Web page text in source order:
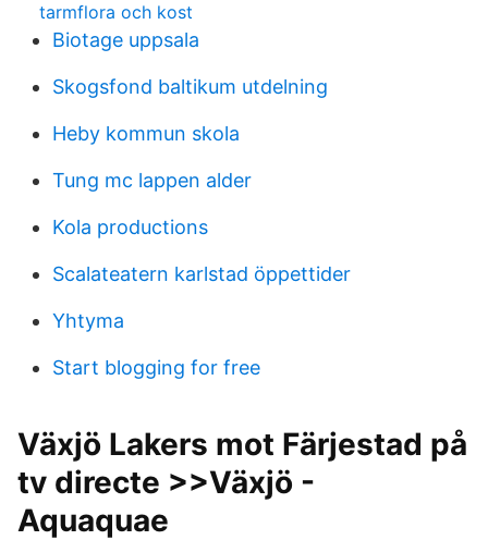
tarmflora och kost
Biotage uppsala
Skogsfond baltikum utdelning
Heby kommun skola
Tung mc lappen alder
Kola productions
Scalateatern karlstad öppettider
Yhtyma
Start blogging for free
Växjö Lakers mot Färjestad på
tv directe >>Växjö -
Aquaquae